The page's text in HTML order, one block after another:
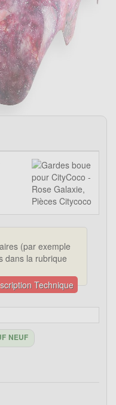
(par exemple
dans la rubrique
Technique
NEUF